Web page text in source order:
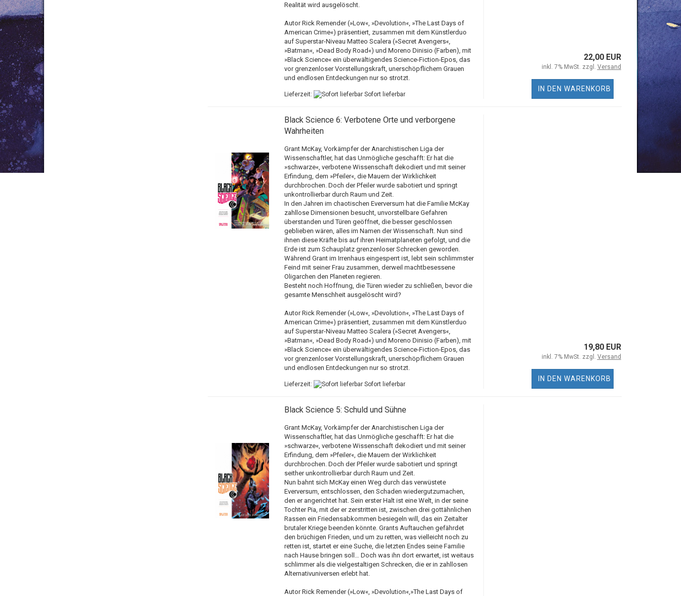
Realität wird ausgelöscht.
Autor Rick Remender (»Low«, »Devolution«, »The Last Days of
American Crime«) präsentiert, zusammen mit dem Künstlerduo
auf Superstar-Niveau Matteo Scalera (»Secret Avengers«,
»Batman«, »Dead Body Road«) und Moreno Dinisio (Farben), mit
»Black Science« ein überwältigendes Science-Fiction-Epos, das
vor grenzenloser Vorstellungskraft, unerschöpflichem Grauen
und endlosen Entdeckungen nur so strotzt.
Lieferzeit: Sofort lieferbar
22,00 EUR
inkl. 7% MwSt. zzgl. Versand
IN DEN WARENKORB
Black Science 6: Verbotene Orte und verborgene
Wahrheiten
Grant McKay, Vorkämpfer der Anarchistischen Liga der
Wissenschaftler, hat das Unmögliche geschafft: Er hat die
»schwarze«, verbotene Wissenschaft dekodiert und mit seiner
Erfindung, dem »Pfeiler«, die Mauern der Wirklichkeit
durchbrochen. Doch der Pfeiler wurde sabotiert und springt
unkontrollierbar durch Raum und Zeit.
In den Jahren im chaotischen Everversum hat die Familie McKay
zahllose Dimensionen besucht, unvorstellbare Gefahren
überstanden und Türen geöffnet, die besser geschlossen
geblieben wären, alles im Namen der Wissenschaft. Nun sind
ihnen diese Kräfte bis auf ihren Heimatplaneten gefolgt, und die
Erde ist zum Schauplatz grenzenloser Schrecken geworden.
Während Grant im Irrenhaus eingesperrt ist, lebt sein schlimmster
Feind mit seiner Frau zusammen, derweil machtbesessene
Oligarchen den Planeten regieren.
Besteht noch Hoffnung, die Türen wieder zu schließen, bevor die
gesamte Menschheit ausgelöscht wird?
Autor Rick Remender (»Low«, »Devolution«, »The Last Days of
American Crime«) präsentiert, zusammen mit dem Künstlerduo
auf Superstar-Niveau Matteo Scalera (»Secret Avengers«,
»Batman«, »Dead Body Road«) und Moreno Dinisio (Farben), mit
»Black Science« ein überwältigendes Science-Fiction-Epos, das
vor grenzenloser Vorstellungskraft, unerschöpflichem Grauen
und endlosen Entdeckungen nur so strotzt.
Lieferzeit: Sofort lieferbar
19,80 EUR
inkl. 7% MwSt. zzgl. Versand
IN DEN WARENKORB
Black Science 5: Schuld und Sühne
Grant McKay, Vorkämpfer der Anarchistischen Liga der
Wissenschaftler, hat das Unmögliche geschafft: Er hat die
»schwarze«, verbotene Wissenschaft dekodiert und mit seiner
Erfindung, dem »Pfeiler«, die Mauern der Wirklichkeit
durchbrochen. Doch der Pfeiler wurde sabotiert und springt
seither unkontrollierbar durch Raum und Zeit.
Nun bahnt sich McKay einen Weg durch das verwüstete
Everversum, entschlossen, den Schaden wiedergutzumachen,
den er angerichtet hat. Sein erster Halt ist eine Welt, in der seine
Tochter Pia, mit der er zerstritten ist, zwischen drei gottähnlichen
Rassen ein Friedensabkommen besiegeln will, das ein Zeitalter
brutaler Kriege beenden könnte. Grants Auftauchen gefährdet
den brüchigen Frieden, und um zu retten, was vielleicht noch zu
retten ist, startet er eine Suche, die letzten Endes seine Familie
nach Hause bringen soll… Doch was ihn dort erwartet, ist weitaus
schlimmer als die vielgestaltigen Schrecken, die er in zahllosen
Alternativuniversen erlebt hat.
Autor Rick Remender (»Low«, »Devolution«,»The Last Days of